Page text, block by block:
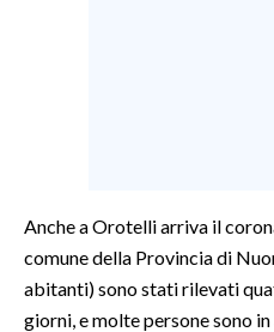
GOSSIP
SALUTE
Anche a Orotelli arriva il
comune della Provincia di
abitanti) sono stati rilevati
giorni, e molte persone sono